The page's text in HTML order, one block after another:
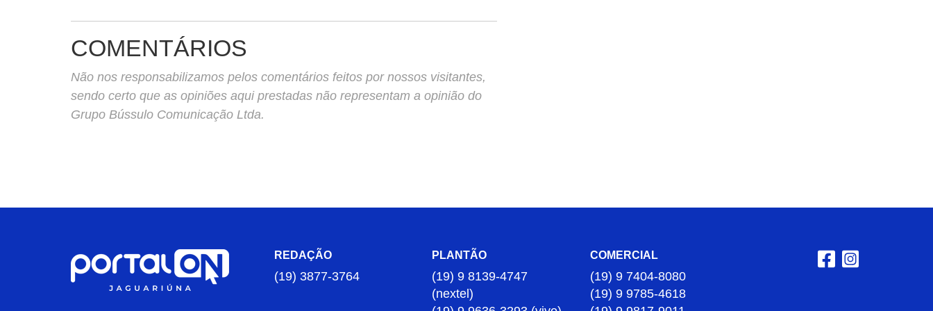
COMENTÁRIOS
Não nos responsabilizamos pelos comentários feitos por nossos visitantes,
sendo certo que as opiniões aqui prestadas não representam a opinião do
Grupo Bússulo Comunicação Ltda.
REDAÇÃO
(19) 3877-3764
PLANTÃO
(19) 9 8139-4747
(nextel)
COMERCIAL
(19) 9 7404-8080
(19) 9 9785-4618